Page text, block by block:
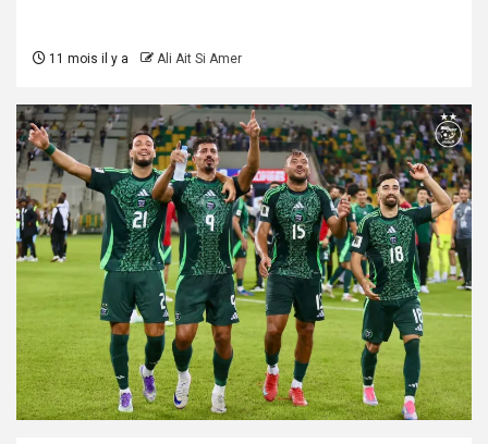
11 mois il y a Ali Ait Si Amer